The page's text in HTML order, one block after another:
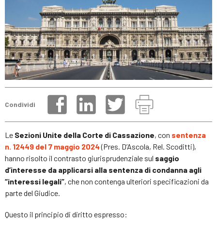
Condividi
Le Sezioni Unite della Corte di Cassazione, con sentenza
n. 12449 del 7 maggio 2024(Pres. D’Ascola, Rel. Scoditti),
hanno risolto il contrasto giurisprudenziale sul saggio
d’interesse da applicarsi alla sentenza di condanna agli
“interessi legali”, che non contenga ulteriori specificazioni da
parte del Giudice.
Questo il principio di diritto espresso: